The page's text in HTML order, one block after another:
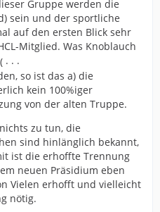
Gruppe werden die
sein und der sportliche
auf den ersten Blick sehr
Mitglied. Was Knoblauch
. . .
so ist das a) die
kein 100%iger
von der alten Truppe.
zu tun, die
sind hinlänglich bekannt,
ist die erhoffte Trennung
neuen Präsidium eben
Vielen erhofft und vielleicht
nötig.